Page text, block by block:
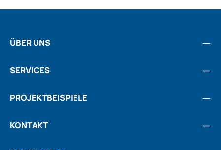
ÜBER UNS
SERVICES
PROJEKTBEISPIELE
KONTAKT